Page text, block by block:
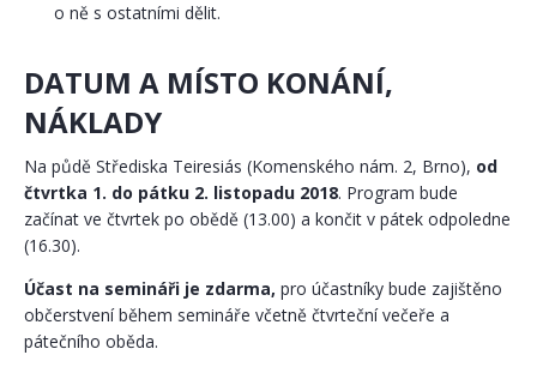
o ně s ostatními dělit.
DATUM A MÍSTO KONÁNÍ,
NÁKLADY
Na půdě Střediska Teiresiás (Komenského nám. 2, Brno), od
čtvrtka 1. do pátku 2. listopadu 2018. Program bude
začínat ve čtvrtek po obědě (13.00) a končit v pátek odpoledne
(16.30).
Účast na semináři je zdarma, pro účastníky bude zajištěno
občerstvení během semináře včetně čtvrteční večeře a
pátečního oběda.